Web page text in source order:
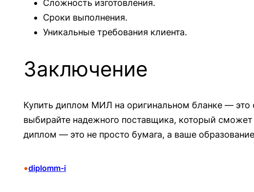
Сложность изготовления.
Сроки выполнения.
Уникальные требования клиента.
Заключение
Купить диплом МИЛ на оригинальном бланке — это
выбирайте надежного поставщика, который сможет
диплом — это не просто бумага, а ваше
•diplomm-i